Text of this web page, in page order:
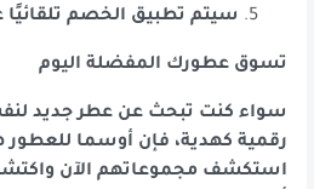
سيتم تطبيق الخصم تلقائيًا
تسوق عطورك المفضلة اليوم
سواء كنت تبحث عن عطر جديد
رقمية كهدية، فإن أوسما للعطور
استكشف مجموعاتهم الآن